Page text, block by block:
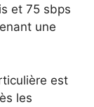
et 75 sbps
une
est
les